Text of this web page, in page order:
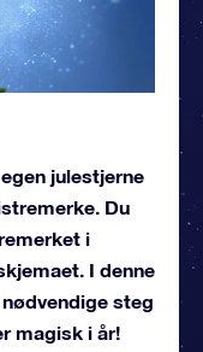
julestjerne
Du
i
I denne
steg
magisk i år!